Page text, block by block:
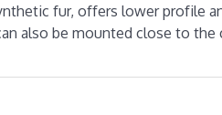
fur, offers lower profile
also be mounted close to the